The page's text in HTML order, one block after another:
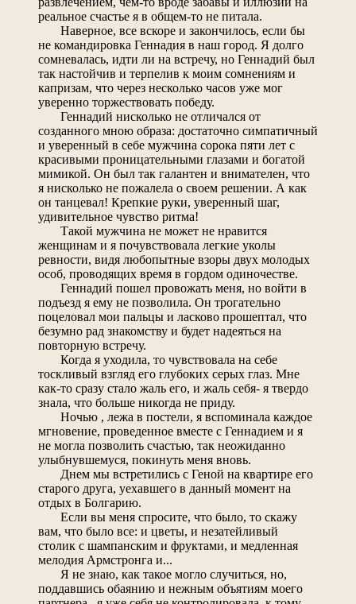
реальное счастье я в общем-то не питала.
Наверное, все вскоре и закончилось, если бы
не командировка Геннадия в наш город. Я долго
сомневалась, идти ли на встречу, но Геннадий был
так настойчив и терпелив к моим сомнениям и
капризам, что через несколько часов уже мог
уверенно торжествовать победу.
Геннадий нисколько не отличался от
созданного мною образа: достаточно симпатичный
и уверенный в себе мужчина сорока пяти лет с
красивыми проницательными глазами и богатой
мимикой. Он был так галантен и внимателен, что
я нисколько не пожалела о своем решении. А как
он танцевал! Крепкие руки, уверенный шаг,
удивительное чувство ритма!
Такой мужчина не может не нравится
женщинам и я почувствовала легкие уколы
ревности, видя любопытные взоры двух молодых
особ, проводящих время в гордом одиночестве.
Геннадий пошел провожать меня, но войти в
подъезд я ему не позволила. Он трогательно
поцеловал мои пальцы и ласково прошептал, что
безумно рад знакомству и будет надеяться на
повторную встречу.
Когда я уходила, то чувствовала на себе
тоскливый взгляд его глубоких серых глаз. Мне
как-то сразу стало жаль его, и жаль себя- я твердо
знала, что больше никогда не приду.
Ночью , лежа в постели, я вспоминала каждое
мгновение, проведенное вместе с Геннадием и я
не могла позволить счастью, так неожиданно
улыбнувшемуся, покинуть меня вновь.
Днем мы встретились с Геной на квартире его
старого друга, уехавшего в данный момент на
отдых в Болгарию.
Если вы меня спросите, что было, то скажу
вам, что было все: и цветы, и незатейливый
столик с шампанским и фруктами, и медленная
мелодия Армстронга и...
Я не знаю, как такое могло случиться, но,
поддавшись обаянию и нежным объятиям моего